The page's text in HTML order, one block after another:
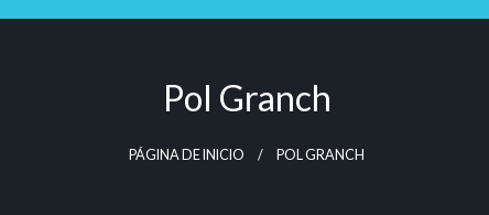
Pol Granch
PÁGINA DE INICIO POL GRANCH